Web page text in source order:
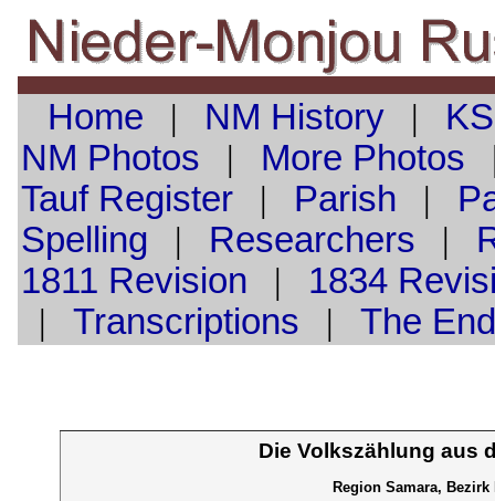
Home | NM History|
NM Photos | More Photos
TaufRegister| Parish |
Spelling | Researchers |
1811 Revision | 1834
| Transcriptions | The End
Die Volkszählung aus
Region Samara,